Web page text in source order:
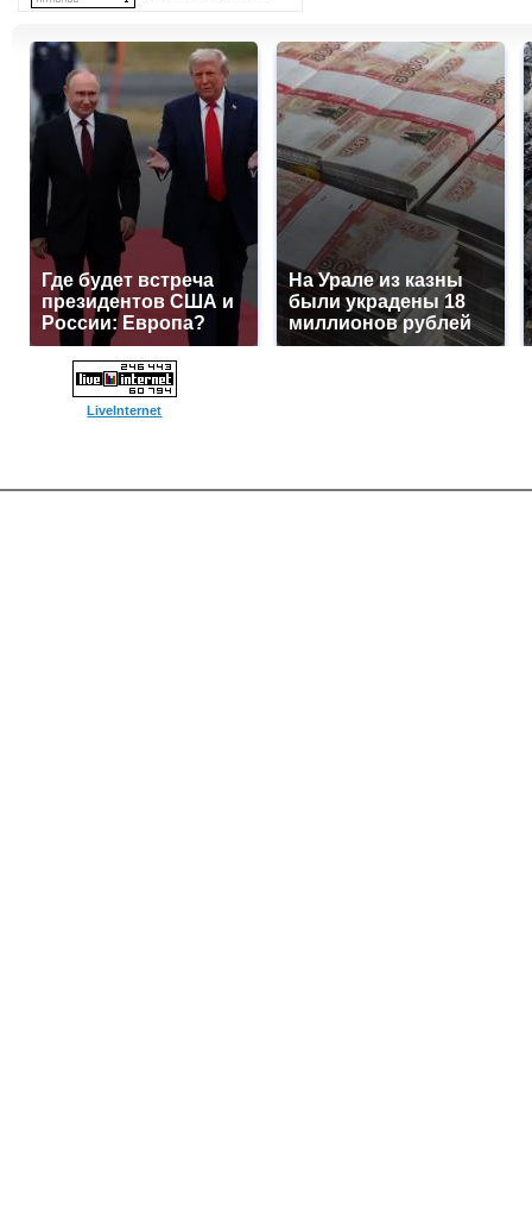
Где будет встреча
президентов США и
России: Европа?
На Урале из казны
были украдены 18
миллионов рублей
LiveInternet